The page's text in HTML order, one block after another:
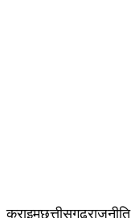
क्राइमछत्तीसगढ़राजनीति